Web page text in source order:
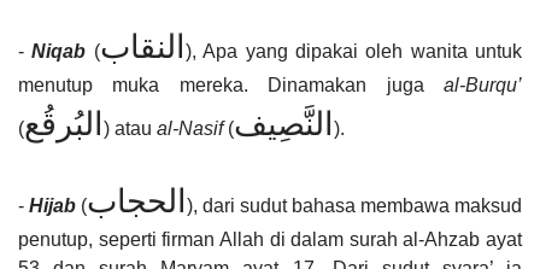
-Niqab (النقاب ), Apa yang dipakai oleh wanita untuk
menutup muka mereka. Dinamakan juga al-Burqu’
(البُرقُع ) atau al-Nasif(النَّصِيف ).
- Hijab (الحجاب ), dari sudut bahasa membawa maksud
penutup, seperti firman Allah di dalam surah al-Ahzab ayat